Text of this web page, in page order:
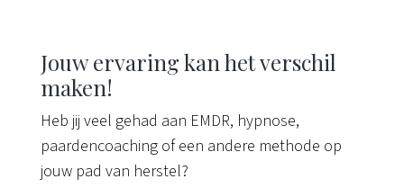
Jouw ervaring kan het verschil
maken!
Heb jij veel gehad aan EMDR, hypnose,
paardencoaching of een andere methode op
jouw pad van herstel?